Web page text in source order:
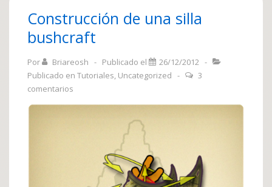
Construcción de una silla
bushcraft
Por Briareosh Publicado el
26/12/2012
Publicado en Tutoriales, Uncategorized
3
comentarios